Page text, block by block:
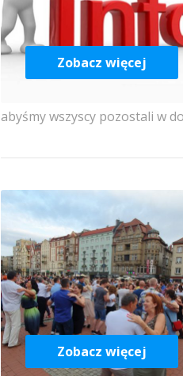
Zobacz więcej
abyśmy wszyscy pozostali w
Zobacz więcej